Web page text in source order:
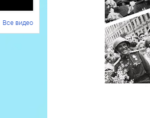
Все видео